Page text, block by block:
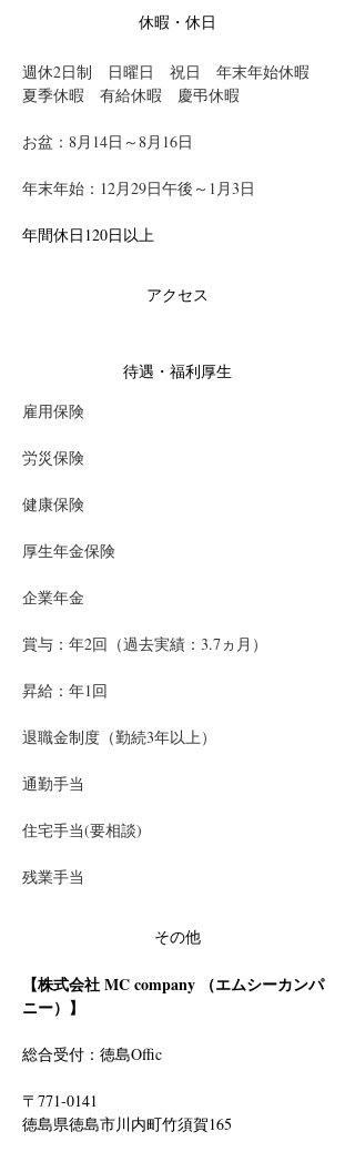
休暇・休日
週休2日制　日曜日　祝日　年末年始休暇
夏季休暇　有給休暇　慶弔休暇
お盆：8月14日～8月16日
年末年始：12月29日午後～1月3日
年間休日120日以上
アクセス
待遇・福利厚生
雇用保険
労災保険
健康保険
厚生年金保険
企業年金
賞与：年2回（過去実績：3.7ヵ月）
昇給：年1回
退職金制度（勤続3年以上）
通勤手当
住宅手当(要相談)
残業手当
その他
【株式会社 MC company （エムシーカンパ
ニー）】
総合受付：徳島Offic
〒771-0141
徳島県徳島市川内町竹須賀165